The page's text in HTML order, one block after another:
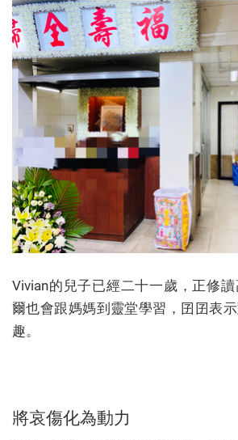
Vivian的兒子已經二十一歲，正修
爾也會跟媽媽到靈堂學習，囝囝表
趣。
將哀傷化為動力